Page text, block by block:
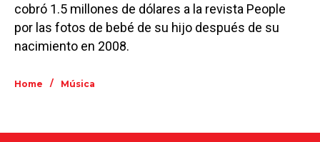
cobró 1.5 millones de dólares a la revista People
por las fotos de bebé de su hijo después de su
nacimiento en 2008.
Home / Música